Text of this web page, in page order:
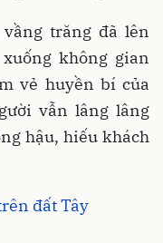
trăng đã lên
không gian
vẻ huyền bí của
vẫn lâng lâng
hậu, hiếu khách
đất Tây